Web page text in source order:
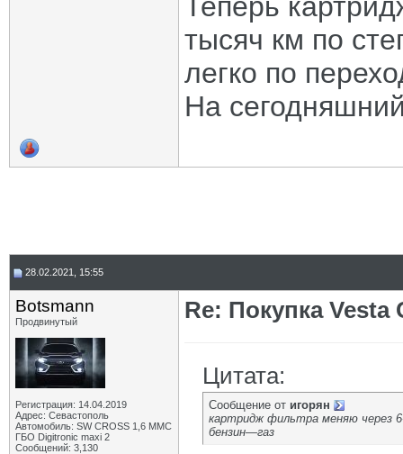
тысяч км по
легко по
На
28.02.2021, 15:55
Botsmann
Продвинутый
Регистрация: 14.04.2019
Адрес: Севастополь
Автомобиль: SW CROSS 1,6 ММС
ГБО Digitronic maxi 2
Сообщений: 3,130
Re: Покупка Vesta
Цитата:
Сообщение от игорян
картридж фильтра меняю через
бензин—газ